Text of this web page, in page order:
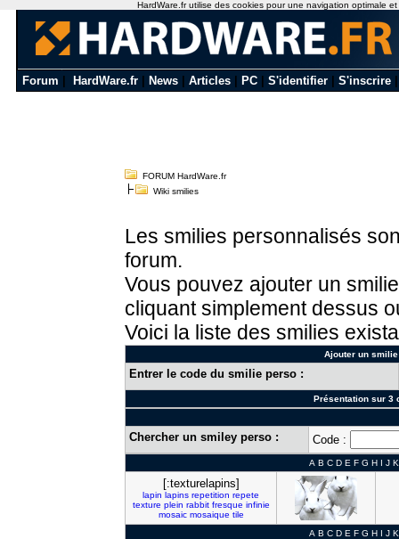
Forum HardWare.fr News Articles PC S'identifier S'inscrire
FORUM HardWare.fr
Wiki smilies
Les smilies personnalisés
forum.
Vous pouvez ajouter un
cliquant simplement dessus
Voici la liste des smilies
Ajouter un
Entrer le code du smilie perso :
Présentation sur 3
Chercher un smiley perso : Code :
A B C D E F G H I J K
[:texturelapins]
lapin lapins repetition repete
texture plein rabbit fresque infinie
mosaic mosaique tile
A B C D E F G H I J K
HardWare.fr utilise des cookies pour une navigation optimale